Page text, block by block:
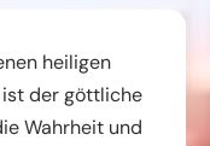
heiligen
der göttliche
Wahrheit und